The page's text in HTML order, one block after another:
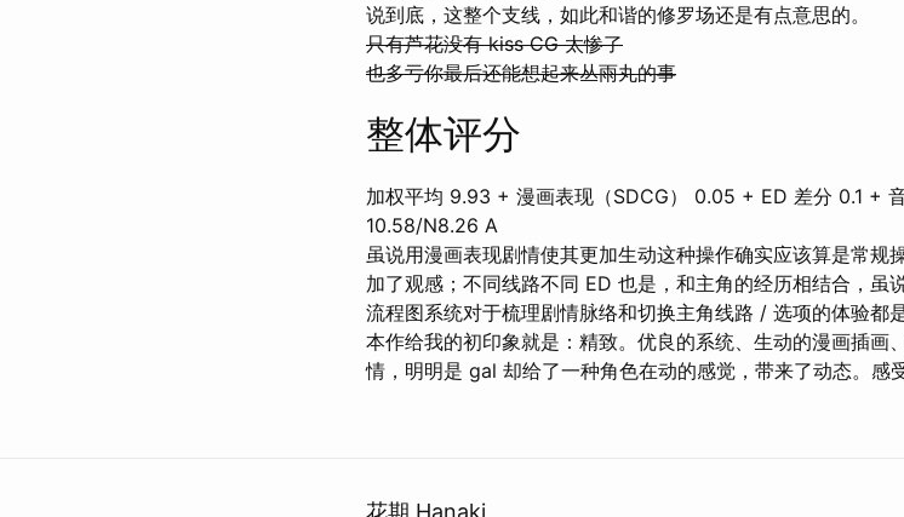
说到底，这整个支线，如此和谐的修罗场还是有点意思的。
只有芦花没有 kiss CG 太惨了
也多亏你最后还能想起来丛雨丸的事
整体评分
加权平均 9.93 + 漫画表现（SDCG） 0.05 + ED 差分 0.1 +
10.58/N8.26 A
虽说用漫画表现剧情使其更加生动这种操作确实应该算是常规
加了观感；不同线路不同 ED 也是，和主角的经历相结合，虽
流程图系统对于梳理剧情脉络和切换主角线路 / 选项的体验都
本作给我的初印象就是：精致。优良的系统、生动的漫画插画
情，明明是 gal 却给了一种角色在动的感觉，带来了动态。感
花期 Hanaki